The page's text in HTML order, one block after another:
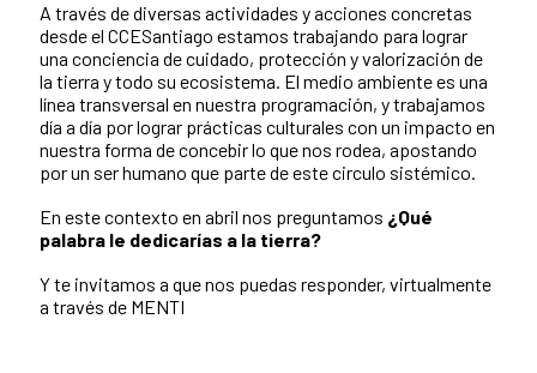
A través de diversas actividades y acciones concretas
desde el CCESantiago estamos trabajando para lograr
una conciencia de cuidado, protección y valorización de
la tierra y todo su ecosistema. El medio ambiente es una
línea transversal en nuestra programación, y trabajamos
día a día por lograr prácticas culturales con un impacto en
nuestra forma de concebir lo que nos rodea, apostando
por un ser humano que parte de este circulo sistémico.
En este contexto en abril nos preguntamos ¿Qué
palabra le dedicarías a la tierra?
Y te invitamos a que nos puedas responder, virtualmente
a través de MENTI